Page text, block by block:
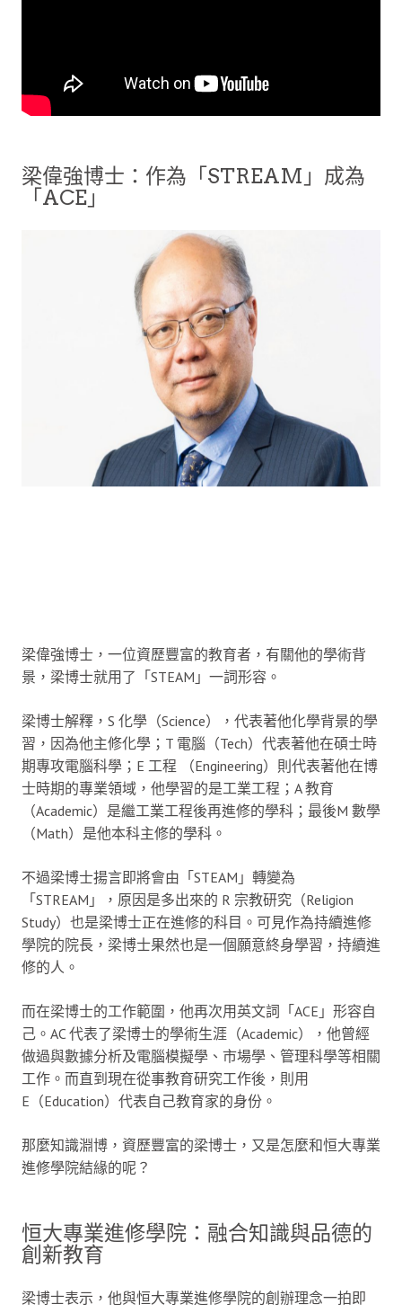
梁偉強博士：作為「STREAM」成為
「ACE」
梁偉強博士，一位資歷豐富的教育者，有關他的學術背
景，梁博士就用了「STEAM」一詞形容。
梁博士解釋，S 化學（Science），代表著他化學背景的學
習，因為他主修化學；T 電腦（Tech）代表著他在碩士時
期專攻電腦科學；E 工程 （Engineering）則代表著他在博
士時期的專業領域，他學習的是工業工程；A 教育
（Academic）是繼工業工程後再進修的學科；最後M 數學
（Math）是他本科主修的學科。
不過梁博士揚言即將會由「STEAM」轉變為
「STREAM」，原因是多出來的 R 宗教研究（Religion
Study）也是梁博士正在進修的科目。可見作為持續進修
學院的院長，梁博士果然也是一個願意終身學習，持續進
修的人。
而在梁博士的工作範圍，他再次用英文詞「ACE」形容自
己。AC 代表了梁博士的學術生涯（Academic），他曾經
做過與數據分析及電腦模擬學、市場學、管理科學等相關
工作。而直到現在從事教育研究工作後，則用
E（Education）代表自己教育家的身份。
那麼知識淵博，資歷豐富的梁博士，又是怎麼和恒大專業
進修學院結緣的呢？
恒大專業進修學院：融合知識與品德的
創新教育
梁博士表示，他與恒大專業進修學院的創辦理念一拍即